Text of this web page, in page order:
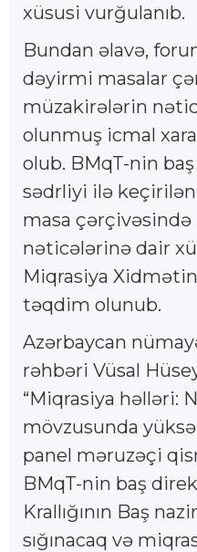
xüsusi vurğulanıb.
Bundan əlavə,
dəyirmi masalar
müzakirələrin
olunmuş icmal
olub. BMqT-nin
sədrliyi ilə
masa
nəticələrinə dair
Miqrasiya
təqdim olunub.
Azərbaycan
rəhbəri Vüsal
“Miqrasiya həlləri:
mövzusunda
panel məruzəçi
BMqT-nin baş
Krallığının Baş
sığınacaq və